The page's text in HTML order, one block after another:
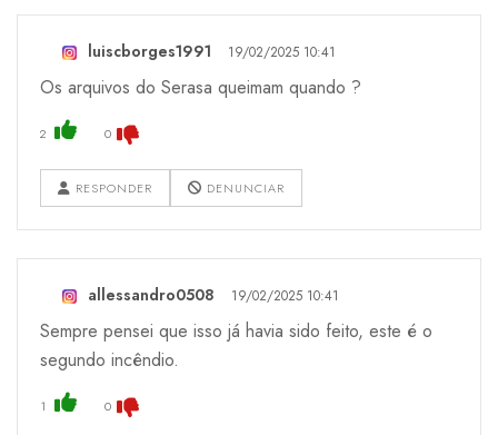
luiscborges1991 19/02/2025 10:41
Os arquivos do Serasa queimam quando ?
2 0
RESPONDER DENUNCIAR
allessandro0508 19/02/2025 10:41
Sempre pensei que isso já havia sido feito, este é o
segundo incêndio.
1 0